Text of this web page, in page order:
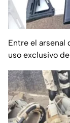
Entre el arsenal
uso exclusivo